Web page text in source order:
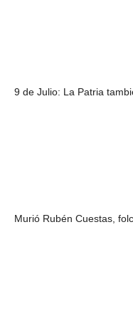
9 de Julio: La Patria
Murió Rubén Cuestas,